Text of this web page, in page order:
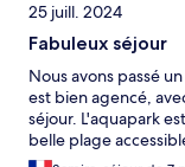
25 juill. 2024
Fabuleux séjour
Nous avons passé
est bien agencé,
séjour. L'aquapark
belle plage